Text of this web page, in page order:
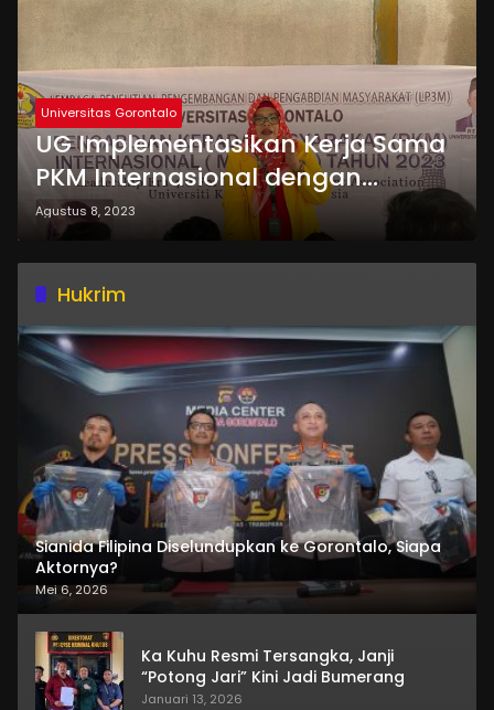
Universitas Gorontalo
UG Implementasikan Kerja Sama
PKM Internasional dengan
Universiti Kebangsaan Malaysia
Agustus 8, 2023
Hukrim
Sianida Filipina Diselundupkan ke Gorontalo, Siapa
Aktornya?
Mei 6, 2026
Ka Kuhu Resmi Tersangka, Janji
“Potong Jari” Kini Jadi Bumerang
Januari 13, 2026